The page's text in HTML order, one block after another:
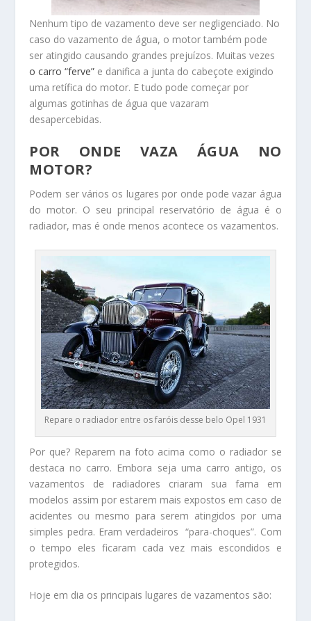
Nenhum tipo de vazamento deve ser negligenciado. No
caso do vazamento de água, o motor também pode
ser atingido causando grandes prejuízos. Muitas vezes
o carro “ferve” e danifica a junta do cabeçote exigindo
uma retífica do motor. E tudo pode começar por
algumas gotinhas de água que vazaram
desapercebidas.
POR ONDE VAZA ÁGUA NO
MOTOR?
Podem ser vários os lugares por onde pode vazar água
do motor. O seu principal reservatório de água é o
radiador, mas é onde menos acontece os vazamentos.
Repare o radiador entre os faróis desse belo Opel 1931
Por que? Reparem na foto acima como o radiador se
destaca no carro. Embora seja uma carro antigo, os
vazamentos de radiadores criaram sua fama em
modelos assim por estarem mais expostos em caso de
acidentes ou mesmo para serem atingidos por uma
simples pedra. Eram verdadeiros “para-choques”. Com
o tempo eles ficaram cada vez mais escondidos e
protegidos.
Hoje em dia os principais lugares de vazamentos são: